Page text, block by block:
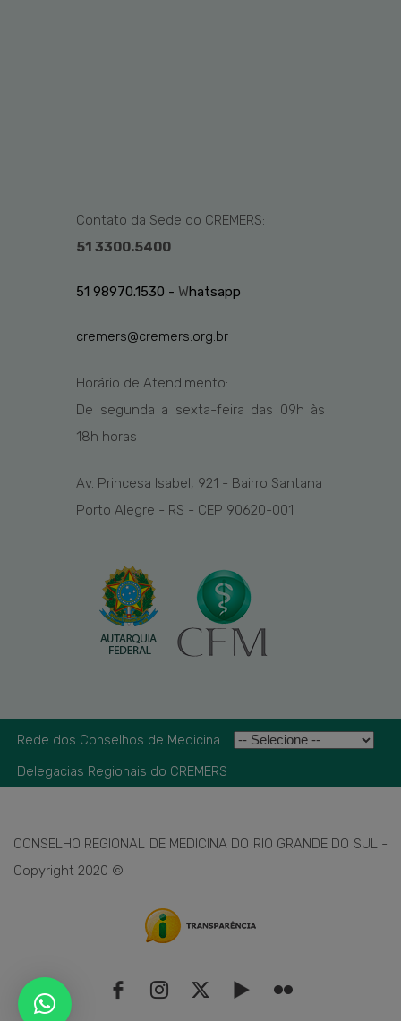
Contato da Sede do CREMERS:
51 3300.5400
51 98970.1530 - Whatsapp
cremers@cremers.org.br
Horário de Atendimento:
De segunda a sexta-feira das 09h às
18h horas
Av. Princesa Isabel, 921 - Bairro Santana
Porto Alegre - RS - CEP 90620-001
Rede dos Conselhos de Medicina
Delegacias Regionais do CREMERS
CONSELHO REGIONAL DE MEDICINA DO RIO GRANDE DO SUL -
Copyright 2020 ©